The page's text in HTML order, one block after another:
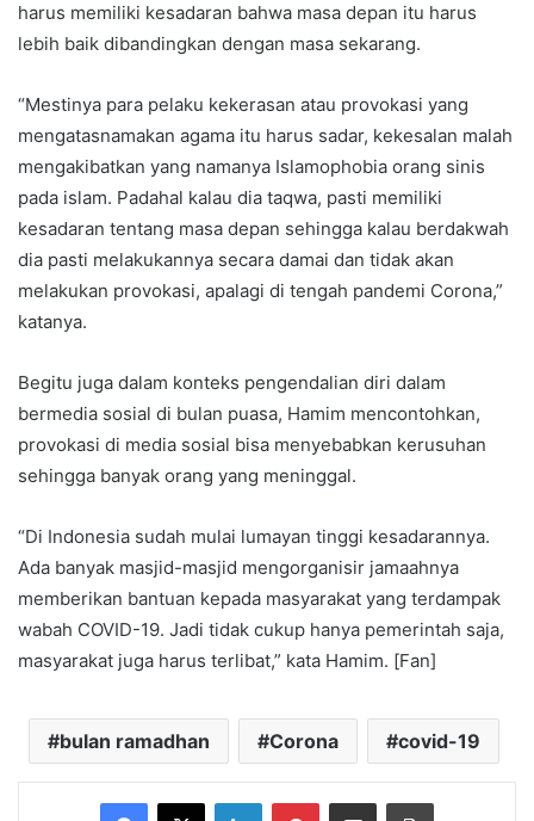
harus memiliki kesadaran bahwa masa depan itu harus
lebih baik dibandingkan dengan masa sekarang.
“Mestinya para pelaku kekerasan atau provokasi yang
mengatasnamakan agama itu harus sadar, kekesalan malah
mengakibatkan yang namanya Islamophobia orang sinis
pada islam. Padahal kalau dia taqwa, pasti memiliki
kesadaran tentang masa depan sehingga kalau berdakwah
dia pasti melakukannya secara damai dan tidak akan
melakukan provokasi, apalagi di tengah pandemi Corona,”
katanya.
Begitu juga dalam konteks pengendalian diri dalam
bermedia sosial di bulan puasa, Hamim mencontohkan,
provokasi di media sosial bisa menyebabkan kerusuhan
sehingga banyak orang yang meninggal.
“Di Indonesia sudah mulai lumayan tinggi kesadarannya.
Ada banyak masjid-masjid mengorganisir jamaahnya
memberikan bantuan kepada masyarakat yang terdampak
wabah COVID-19. Jadi tidak cukup hanya pemerintah saja,
masyarakat juga harus terlibat,” kata Hamim. [Fan]
bulan ramadhan Corona covid-19
Facebook
X LinkedInPinterestShare via Email Print